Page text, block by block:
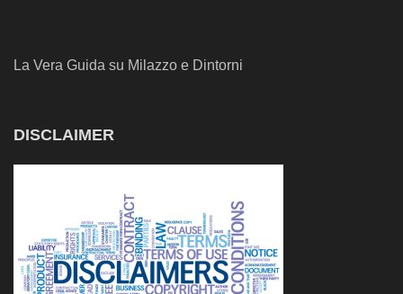
La Vera Guida su Milazzo e Dintorni
DISCLAIMER